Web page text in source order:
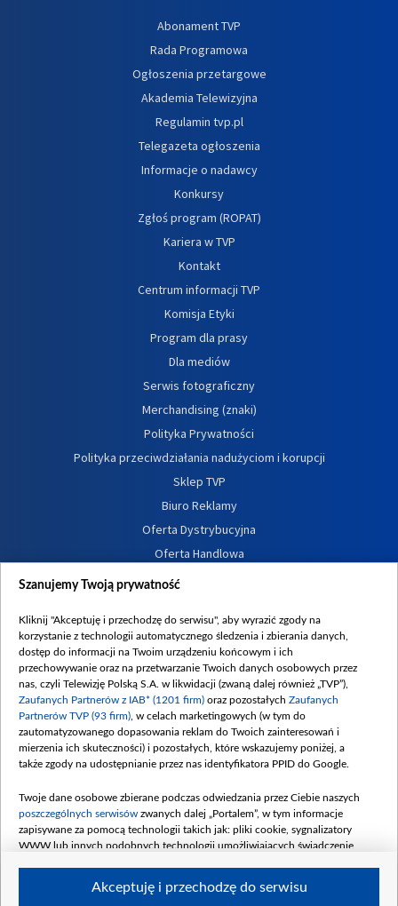
Abonament TVP
Rada Programowa
Ogłoszenia przetargowe
Akademia Telewizyjna
Regulamin tvp.pl
Telegazeta ogłoszenia
Informacje o nadawcy
Konkursy
Zgłoś program (ROPAT)
Kariera w TVP
Kontakt
Centrum informacji TVP
Komisja Etyki
Program dla prasy
Dla mediów
Serwis fotograficzny
Merchandising (znaki)
Polityka Prywatności
Polityka przeciwdziałania nadużyciom i korupcji
Sklep TVP
Biuro Reklamy
Oferta Dystrybucyjna
Oferta Handlowa
Dostępność
Procedura zgłoszeń wewnętrznych
Szanujemy Twoją prywatność
Kliknij "Akceptuję i przechodzę do serwisu", aby wyrazić zgody na
korzystanie z technologii automatycznego śledzenia i zbierania danych,
dostęp do informacji na Twoim urządzeniu końcowym i ich
przechowywanie oraz na przetwarzanie Twoich danych osobowych przez
nas, czyli Telewizję Polską S.A. w likwidacji (zwaną dalej również „TVP”),
Zaufanych Partnerów z IAB* (1201 firm) oraz pozostałych Zaufanych
Partnerów TVP (93 firm) , w celach marketingowych (w tym do
zautomatyzowanego dopasowania reklam do Twoich zainteresowań i
mierzenia ich skuteczności) i pozostałych, które wskazujemy poniżej, a
także zgody na udostępnianie przez nas identyfikatora PPID do Google.
Twoje dane osobowe zbierane podczas odwiedzania przez Ciebie naszych
poszczególnych serwisów zwanych dalej „Portalem”, w tym informacje
zapisywane za pomocą technologii takich jak: pliki cookie, sygnalizatory
WWW lub innych podobnych technologii umożliwiających świadczenie
Akceptuję i przechodzę do serwisu